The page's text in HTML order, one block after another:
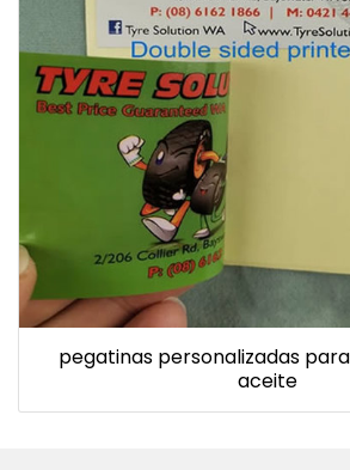
pegatinas personalizadas
aceite